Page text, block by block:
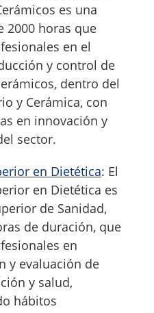
es una
2000 horas que
en el
y control de
dentro del
y Cerámica, con
en innovación y
sector.
en Dietética: El
en Dietética es
de Sanidad,
de duración, que
en
y evaluación de
y salud,
hábitos